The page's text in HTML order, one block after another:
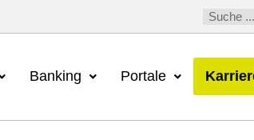
Banking Portale